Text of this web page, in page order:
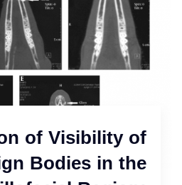
of Visibility of
Bodies in the